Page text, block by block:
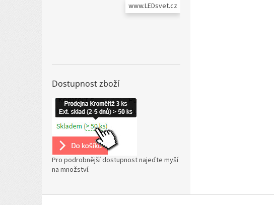
www.LEDsvet.cz
Dostupnost zboží
Pro podrobnější dostupnost najeďte myší
na množství.